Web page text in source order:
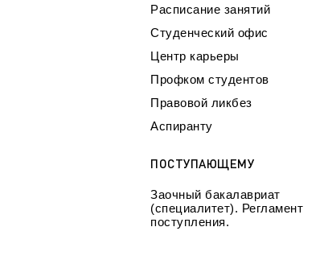
Расписание занятий
Студенческий офис
Центр карьеры
Профком студентов
Правовой ликбез
Аспиранту
ПОСТУПАЮЩЕМУ
Заочный бакалавриат
(специалитет). Регламент
поступления.